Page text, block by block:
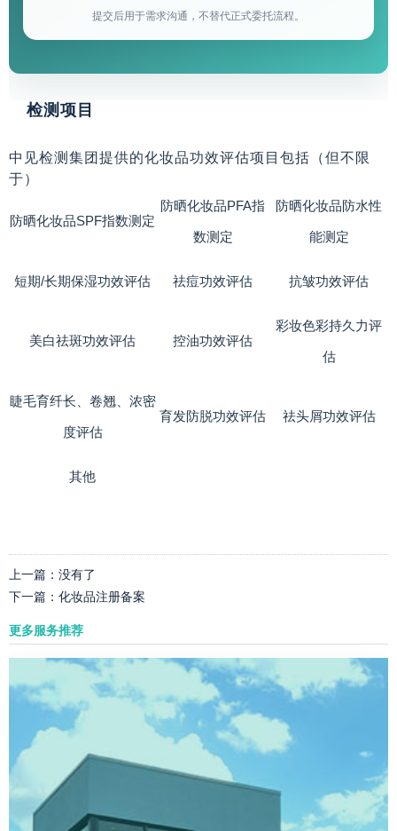
提交后用于需求沟通，不替代正式委托流程。
检测项目
中见检测集团提供的化妆品功效评估项目包括（但不限
于）
防晒化妆品SPF指数测定
防晒化妆品PFA指
数测定
防晒化妆品防水性
能测定
短期/长期保湿功效评估 祛痘功效评估 抗皱功效评估
美白祛斑功效评估 控油功效评估
彩妆色彩持久力评
估
睫毛育纤长、卷翘、浓密
度评估
育发防脱功效评估 祛头屑功效评估
其他
上一篇： 没有了
下一篇： 化妆品注册备案
更多服务推荐